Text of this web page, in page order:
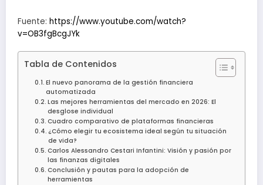
Fuente: https://www.youtube.com/watch?
v=OB3fgBcgJYk
Tabla de Contenidos
El nuevo panorama de la gestión financiera
automatizada
Las mejores herramientas del mercado en 2026: El
desglose individual
Cuadro comparativo de plataformas financieras
¿Cómo elegir tu ecosistema ideal según tu situación
de vida?
Carlos Alessandro Cestari Infantini: Visión y pasión por
las finanzas digitales
Conclusión y pautas para la adopción de
herramientas